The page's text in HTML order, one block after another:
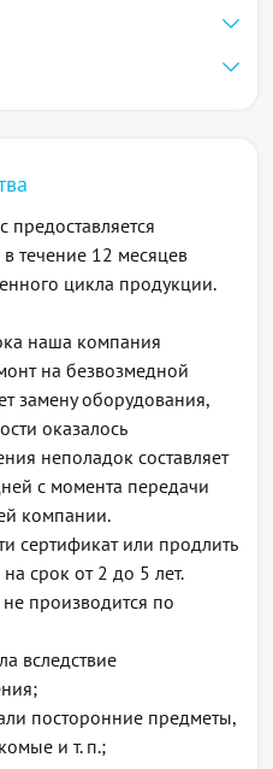
модуля вентиляции
В, 50 Гц
мощность - 250 Вт
от 0 до 45оC
LACP
с поддержкой IP-GRE и
функциональность
доменах (Bridge-
трафика в группе
определение
соединения (RFC 7130)
с разбиением 4×10G и
предоставляется
течение 12 месяцев
цикла продукции.
наша компания
на безвозмедной
замену оборудования,
оказалось
неполадок составляет
с момента передачи
компании.
сертификат или продлить
срок от 2 до 5 лет.
производится по
вследствие
посторонние предметы,
и т. п.;